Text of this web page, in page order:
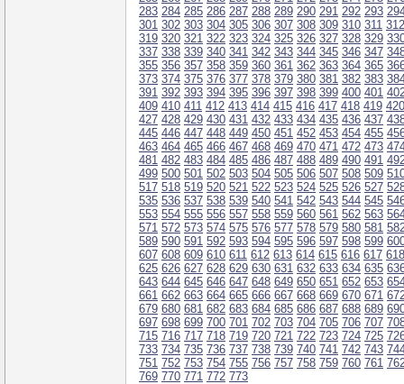
283 284 285 286 287 288 289 290 291 292 293
301 302 303 304 305 306 307 308 309 310 311 312
319 320 321 322 323 324 325 326 327 328 329
337 338 339 340 341 342 343 344 345 346 347
355 356 357 358 359 360 361 362 363 364 365
373 374 375 376 377 378 379 380 381 382 383
391 392 393 394 395 396 397 398 399 400 401
409 410 411 412 413 414 415 416 417 418 419 420
427 428 429 430 431 432 433 434 435 436 437
445 446 447 448 449 450 451 452 453 454 455
463 464 465 466 467 468 469 470 471 472 473
481 482 483 484 485 486 487 488 489 490 491
499 500 501 502 503 504 505 506 507 508 509
517 518 519 520 521 522 523 524 525 526 527
535 536 537 538 539 540 541 542 543 544 545
553 554 555 556 557 558 559 560 561 562 563
571 572 573 574 575 576 577 578 579 580 581
589 590 591 592 593 594 595 596 597 598 599
607 608 609 610 611 612 613 614 615 616 617 618
625 626 627 628 629 630 631 632 633 634 635
643 644 645 646 647 648 649 650 651 652 653
661 662 663 664 665 666 667 668 669 670 671
679 680 681 682 683 684 685 686 687 688 689
697 698 699 700 701 702 703 704 705 706 707
715 716 717 718 719 720 721 722 723 724 725
733 734 735 736 737 738 739 740 741 742 743
751 752 753 754 755 756 757 758 759 760 761
769 770 771 772 773